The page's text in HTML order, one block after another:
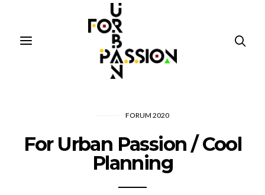
FORUM 2020
For Urban Passion / Cool
Planning